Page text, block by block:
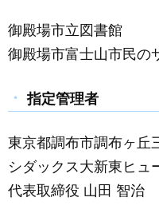
御殿場市立図書館
御殿場市富士山市民の
指定管理者
東京都調布市調布ヶ丘
シダックス大新東ヒュ
代表取締役 山田 智治